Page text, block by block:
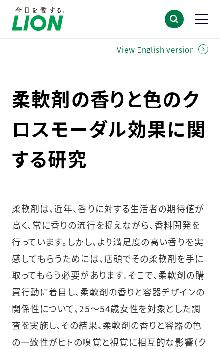
View English version
柔軟剤の香りと色のク
ロスモーダル効果に関
する研究
柔軟剤は、近年、香りに対する生活者の期待値が
高く、常に香りの流行を捉えながら、香料開発を
行っています。しかし、より満足度の高い香りを実
感してもらうためには、店頭でその柔軟剤を手に
取ってもらう必要があります。そこで、柔軟剤の購
買行動に着目し、柔軟剤の香りと容器デザインの
関係性について、25～54歳女性を対象とした調
査を実施し、その結果、柔軟剤の香りと容器の色
の一致性がヒトの嗅覚と視覚に相互的な影響（ク